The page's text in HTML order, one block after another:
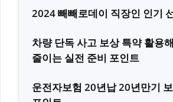
2024 빼빼로데이 직장인 인기
차량 단독 사고 보상 특약 활용
줄이는 실전 준비 포인트
운전자보험 20년납 20년만기